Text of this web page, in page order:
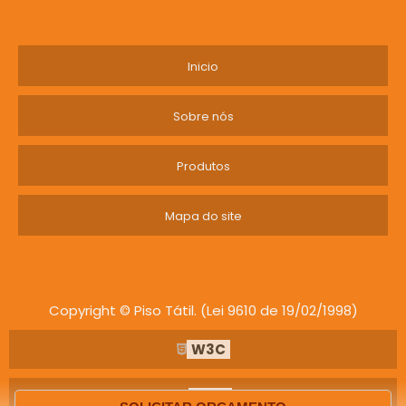
Inicio
Sobre nós
Produtos
Mapa do site
Copyright © Piso Tátil. (Lei 9610 de 19/02/1998)
W3C
W3C